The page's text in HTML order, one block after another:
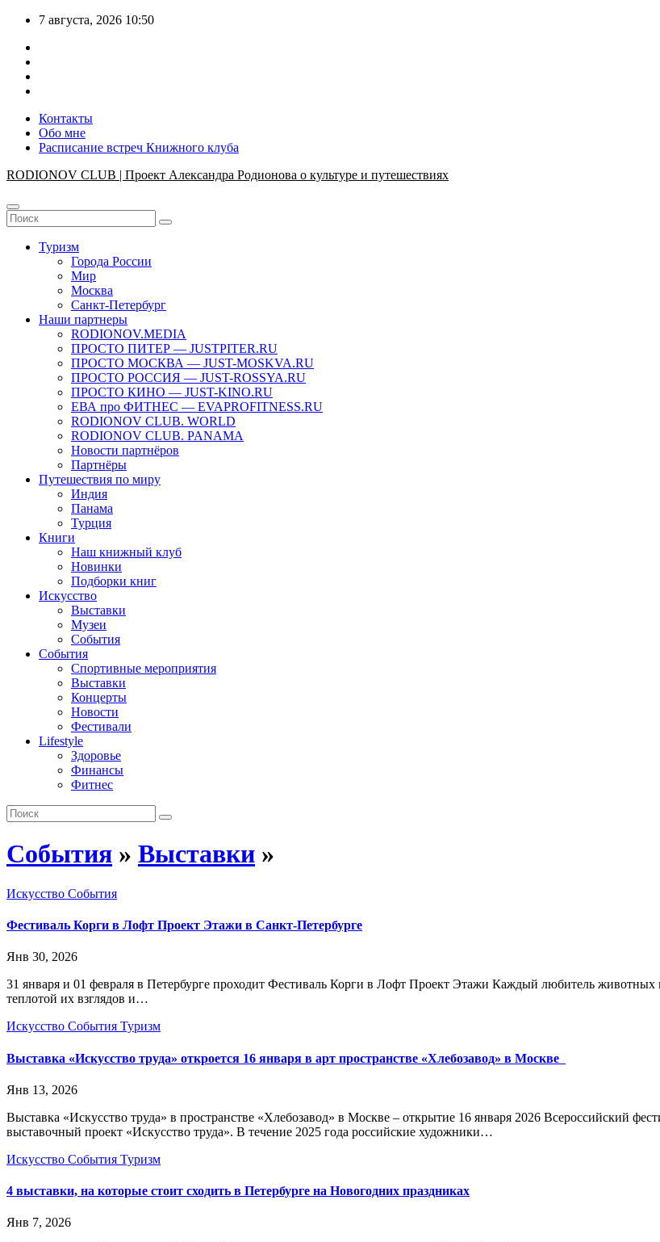
Перейти
содержимому
7 августа, 2026 10:50
Контакты
Обо мне
Расписание встреч Книжного клуба
RODIONOV CLUB | Проект Александра Родионова о культуре и путешествиях
Туризм
Города России
Мир
Москва
Санкт-Петербург
Наши партнеры
RODIONOV.MEDIA
ПРОСТО ПИТЕР — JUSTPITER.RU
ПРОСТО МОСКВА — JUST-MOSKVA.RU
ПРОСТО РОССИЯ — JUST-ROSSYA.RU
ПРОСТО КИНО — JUST-KINO.RU
ЕВА про ФИТНЕС — EVAPROFITNESS.RU
RODIONOV CLUB. WORLD
RODIONOV CLUB. PANAMA
Новости партнёров
Партнёры
Путешествия по миру
Индия
Панама
Турция
Книги
Наш книжный клуб
Новинки
Подборки книг
Искусство
Выставки
Музеи
События
События
Спортивные мероприятия
Выставки
Концерты
Новости
Фестивали
Lifestyle
Здоровье
Финансы
Фитнес
События » Выставки »
Искусство События
Фестиваль Корги в Лофт Проект Этажи в Санкт-Петербурге
Янв 30, 2026
31 января и 01 февраля в Петербурге проходит Фестиваль Корги в Лофт Проект Этажи Каждый любитель животных
теплотой их взглядов и…
Искусство События Туризм
Выставка «Искусство труда» откроется 16 января в арт пространстве «Хлебозавод» в Москве
Янв 13, 2026
Выставка «Искусство труда» в пространстве «Хлебозавод» в Москве – открытие 16 января 2026 Всероссийский
выставочный проект «Искусство труда». В течение 2025 года российские художники…
Искусство События Туризм
4 выставки, на которые стоит сходить в Петербурге на Новогодних праздниках
Янв 7, 2026